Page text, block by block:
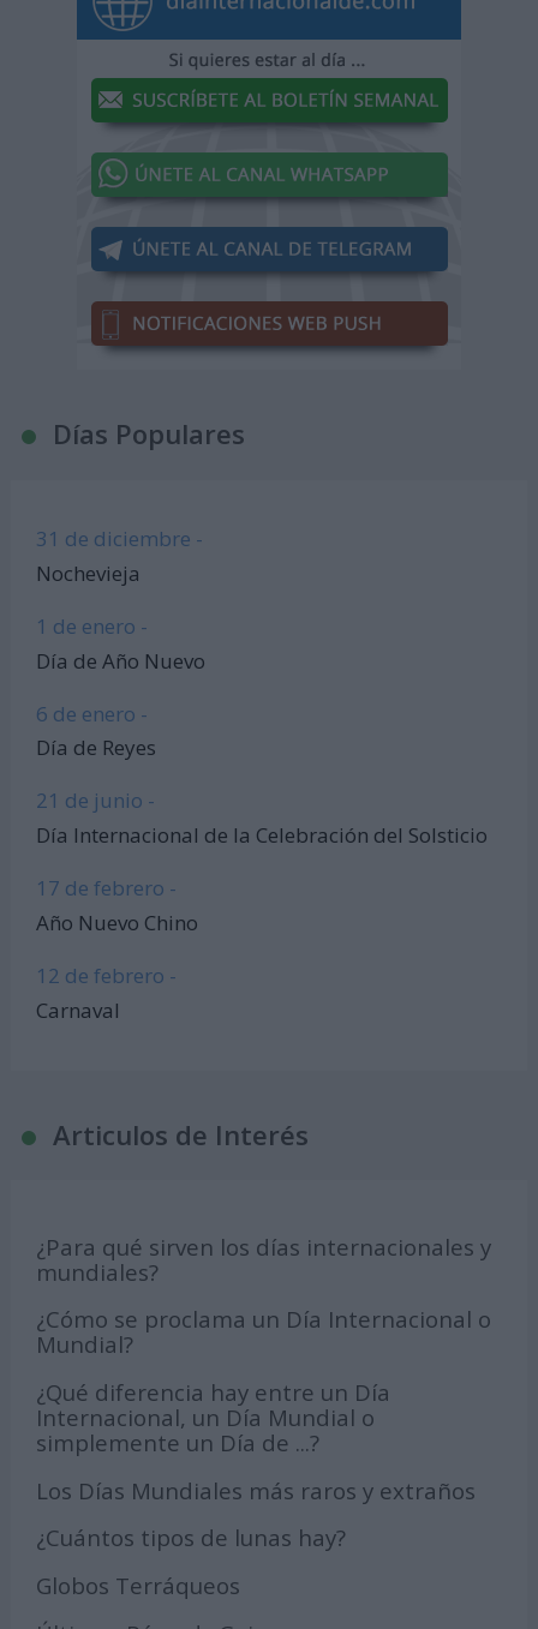
Días Populares
31 de diciembre -
Nochevieja
1 de enero -
Día de Año Nuevo
6 de enero -
Día de Reyes
21 de junio -
Día Internacional de la Celebración del Solsticio
17 de febrero -
Año Nuevo Chino
12 de febrero -
Carnaval
Articulos de Interés
¿Para qué sirven los días internacionales y
mundiales?
¿Cómo se proclama un Día Internacional o
Mundial?
¿Qué diferencia hay entre un Día
Internacional, un Día Mundial o
simplemente un Día de ...?
Los Días Mundiales más raros y extraños
¿Cuántos tipos de lunas hay?
Globos Terráqueos